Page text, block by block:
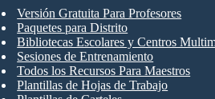
Versión Gratuita Para Profesores
Paquetes para Distrito
Bibliotecas Escolares y Centros
Sesiones de Entrenamiento
Todos los Recursos Para Maestros
Plantillas de Hojas de Trabajo